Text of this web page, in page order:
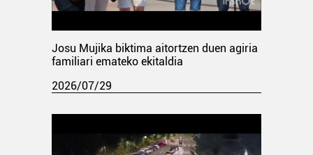
Josu Mujika biktima aitortzen duen agiria
familiari emateko ekitaldia
2026/07/29